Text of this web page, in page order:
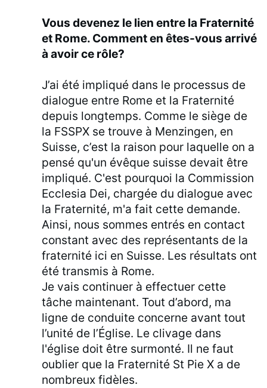
Vous devenez le lien entre la Fraternité
et Rome. Comment en êtes-vous arrivé
à avoir ce rôle?
J’ai été impliqué dans le processus de
dialogue entre Rome et la Fraternité
depuis longtemps. Comme le siège de
la FSSPX se trouve à Menzingen, en
Suisse, c’est la raison pour laquelle on a
pensé qu'un évêque suisse devait être
impliqué. C'est pourquoi la Commission
Ecclesia Dei, chargée du dialogue avec
la Fraternité, m'a fait cette demande.
Ainsi, nous sommes entrés en contact
constant avec des représentants de la
fraternité ici en Suisse. Les résultats ont
été transmis à Rome.
Je vais continuer à effectuer cette
tâche maintenant. Tout d’abord, ma
ligne de conduite concerne avant tout
l’unité de l’Église. Le clivage dans
l'église doit être surmonté. Il ne faut
oublier que la Fraternité St Pie X a de
nombreux fidèles.